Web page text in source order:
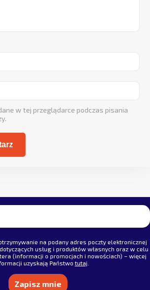
w tej przeglądarce podczas pisania
na podany adres poczty elektronicznej
usług i produktów własnych oraz w celu
(informacji o promocjach i nowościach) – więcej
uzyskają Państwotutaj